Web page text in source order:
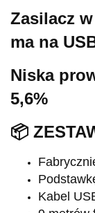
Zasilacz
ma na
Niska
5,6%
📦
Kabel